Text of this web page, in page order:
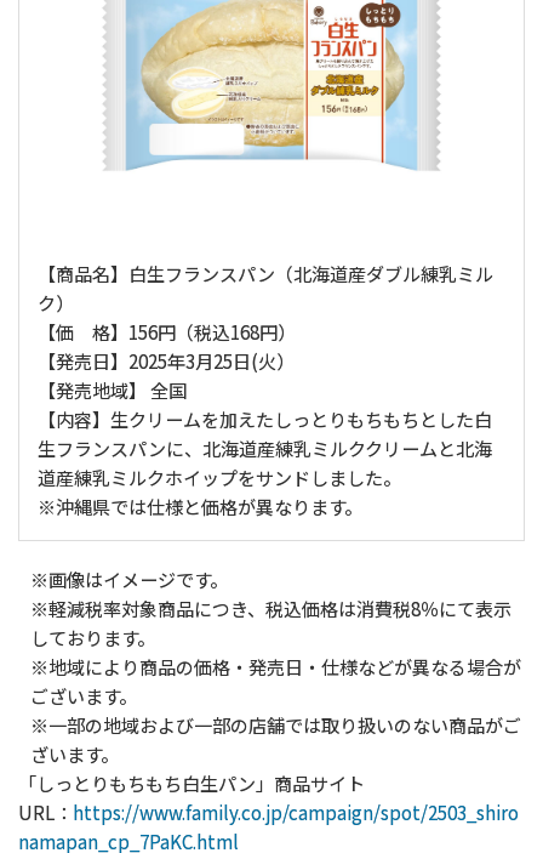
【商品名】白生フランスパン（北海道産ダブル練乳ミル
ク）
【価 格】156円（税込168円）
【発売日】2025年3月25日(火）
【発売地域】 全国
【内容】生クリームを加えたしっとりもちもちとした白
生フランスパンに、北海道産練乳ミルククリームと北海
道産練乳ミルクホイップをサンドしました。
※沖縄県では仕様と価格が異なります。
※画像はイメージです。
※軽減税率対象商品につき、税込価格は消費税8％にて表示
しております。
※地域により商品の価格・発売日・仕様などが異なる場合が
ございます。
※一部の地域および一部の店舗では取り扱いのない商品がご
ざいます。
「しっとりもちもち白生パン」商品サイト
URL： https://www.family.co.jp/campaign/spot/2503_shiro
namapan_cp_7PaKC.html